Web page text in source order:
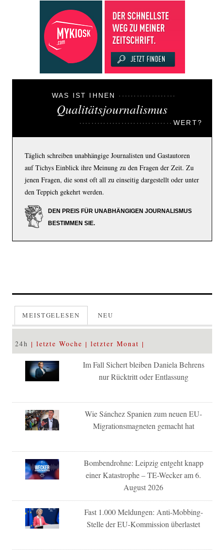
WAS IST IHNEN
Qualitätsjournalismus
WERT?
Täglich schreiben unabhängige Journalisten und Gastautoren
auf Tichys Einblick ihre Meinung zu den Fragen der Zeit. Zu
jenen Fragen, die sonst oft all zu einseitig dargestellt oder unter
den Teppich gekehrt werden.
DEN PREIS FÜR UNABHÄNGIGEN JOURNALISMUS
BESTIMMEN SIE.
MEISTGELESEN NEU
24h letzte Woche letzter Monat
Im Fall Sichert bleiben Daniela Behrens
nur Rücktritt oder Entlassung
Wie Sánchez Spanien zum neuen EU-
Migrationsmagneten gemacht hat
Bombendrohne: Leipzig entgeht knapp
einer Katastrophe – TE-Wecker am 6.
August 2026
Fast 1.000 Meldungen: Anti-Mobbing-
Stelle der EU-Kommission überlastet